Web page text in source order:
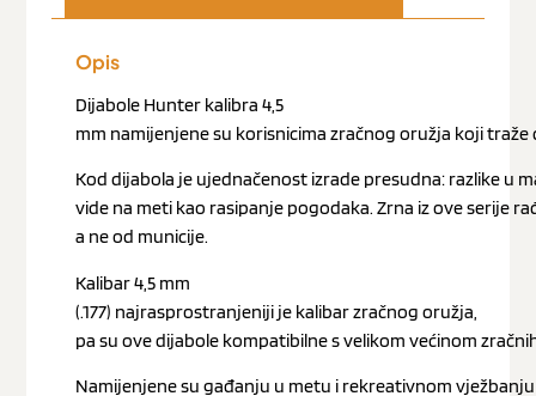
Opis
Dijabole Hunter kalibra 4,5
mm namijenjene su korisnicima zračnog oružja koji
Kod dijabola je ujednačenost izrade presudna: razlike u
vide na meti kao rasipanje pogodaka. Zrna iz ove serije
a ne od municije.
Kalibar 4,5 mm
(.177) najrasprostranjeniji je kalibar zračnog oružja,
pa su ove dijabole kompatibilne s velikom većinom
Namijenjene su gađanju u metu i rekreativnom